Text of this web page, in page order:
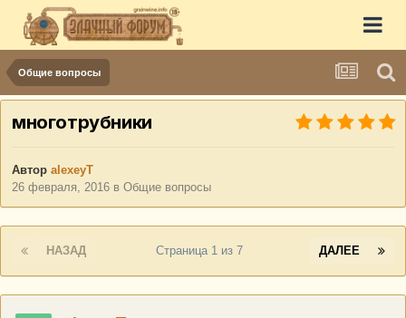
Общие вопросы
многотрубники
Автор alexeyT
26 февраля, 2016 в Общие вопросы
НАЗАД ДАЛЕЕ
Страница 1 из 7